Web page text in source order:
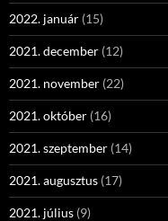
2022. január (15)
2021. december (12)
2021. november (22)
2021. október (16)
2021. szeptember (14)
2021. augusztus (17)
2021. július (9)